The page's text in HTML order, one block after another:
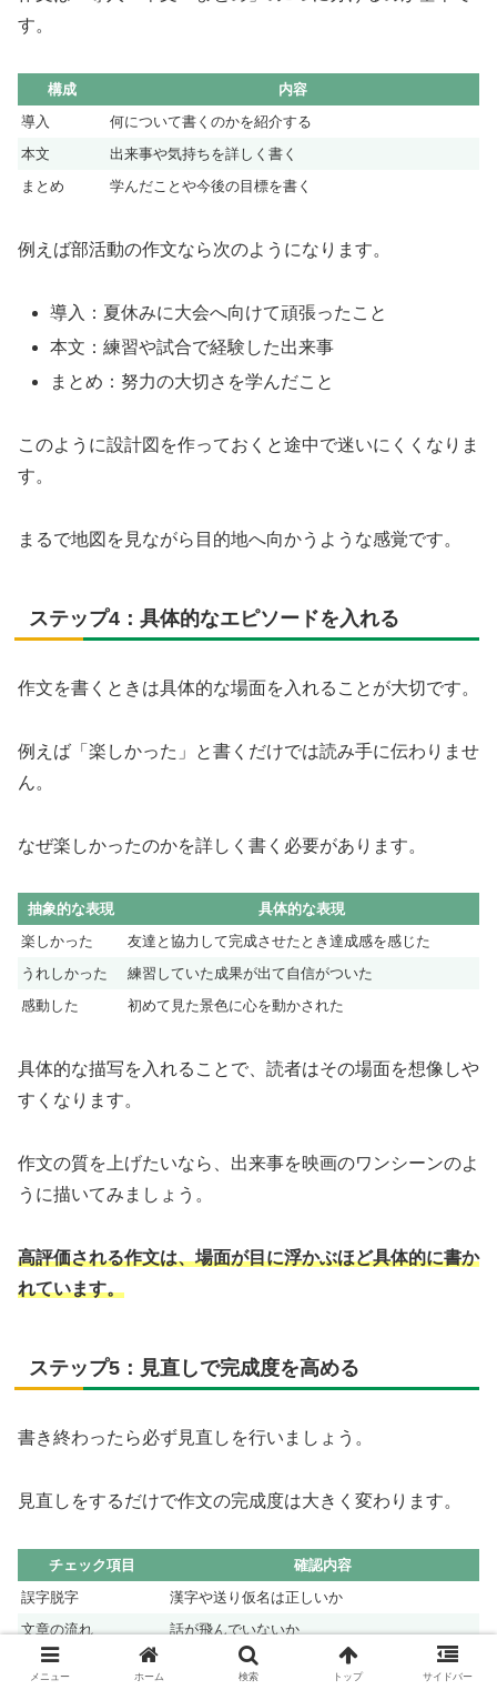
す。
構成
内容
導入
何について書くのかを紹介する
本文
出来事や気持ちを詳しく書く
まとめ
学んだことや今後の目標を書く
例えば部活動の作文なら次のようになります。
導入：夏休みに大会へ向けて頑張ったこと
本文：練習や試合で経験した出来事
まとめ：努力の大切さを学んだこと
このように設計図を作っておくと途中で迷いにくくなりま
す。
まるで地図を見ながら目的地へ向かうような感覚です。
ステップ4：具体的なエピソードを入れる
作文を書くときは具体的な場面を入れることが大切です。
例えば「楽しかった」と書くだけでは読み手に伝わりませ
ん。
なぜ楽しかったのかを詳しく書く必要があります。
抽象的な表現
具体的な表現
楽しかった
友達と協力して完成させたとき達成感を感じた
うれしかった
練習していた成果が出て自信がついた
感動した
初めて見た景色に心を動かされた
具体的な描写を入れることで、読者はその場面を想像しや
すくなります。
作文の質を上げたいなら、出来事を映画のワンシーンのよ
うに描いてみましょう。
高評価される作文は、場面が目に浮かぶほど具体的に書か
れています。
ステップ5：見直しで完成度を高める
書き終わったら必ず見直しを行いましょう。
見直しをするだけで作文の完成度は大きく変わります。
チェック項目
確認内容
誤字脱字
漢字や送り仮名は正しいか
文章の流れ
話が飛んでいないか
気持ち
感想がしっかり書けているか
メニュー ホーム 検索 トップ サイドバー